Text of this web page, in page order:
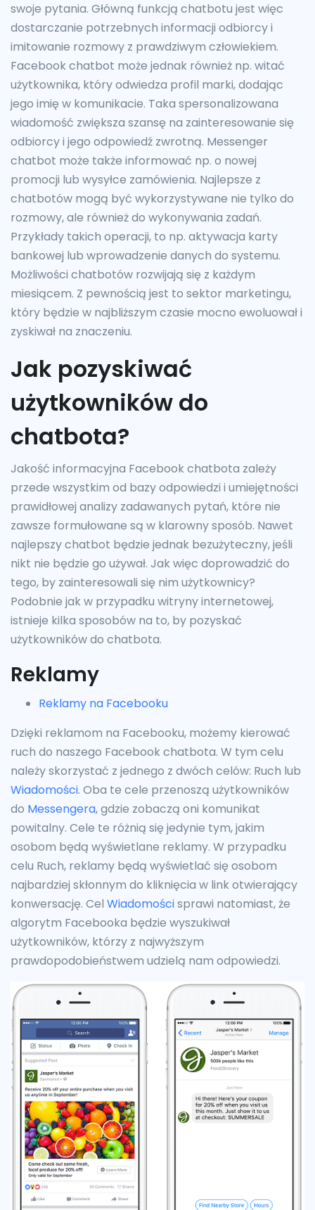
swoje pytania. Główną funkcją chatbotu jest więc
dostarczanie potrzebnych informacji odbiorcy i
imitowanie rozmowy z prawdziwym człowiekiem.
Facebook chatbot może jednak również np. witać
użytkownika, który odwiedza profil marki, dodając
jego imię w komunikacie. Taka spersonalizowana
wiadomość zwiększa szansę na zainteresowanie się
odbiorcy i jego odpowiedź zwrotną. Messenger
chatbot może także informować np. o nowej
promocji lub wysyłce zamówienia. Najlepsze z
chatbotów mogą być wykorzystywane nie tylko do
rozmowy, ale również do wykonywania zadań.
Przykłady takich operacji, to np. aktywacja karty
bankowej lub wprowadzenie danych do systemu.
Możliwości chatbotów rozwijają się z każdym
miesiącem. Z pewnością jest to sektor marketingu,
który będzie w najbliższym czasie mocno ewoluował i
zyskiwał na znaczeniu.
Jak pozyskiwać
użytkowników do
chatbota?
Jakość informacyjna Facebook chatbota zależy
przede wszystkim od bazy odpowiedzi i umiejętności
prawidłowej analizy zadawanych pytań, które nie
zawsze formułowane są w klarowny sposób. Nawet
najlepszy chatbot będzie jednak bezużyteczny, jeśli
nikt nie będzie go używał. Jak więc doprowadzić do
tego, by zainteresowali się nim użytkownicy?
Podobnie jak w przypadku witryny internetowej,
istnieje kilka sposobów na to, by pozyskać
użytkowników do chatbota.
Reklamy
Reklamy na Facebooku
Dzięki reklamom na Facebooku, możemy kierować
ruch do naszego Facebook chatbota. W tym celu
należy skorzystać z jednego z dwóch celów: Ruch lub
Wiadomości. Oba te cele przenoszą użytkowników
do Messengera, gdzie zobaczą oni komunikat
powitalny. Cele te różnią się jedynie tym, jakim
osobom będą wyświetlane reklamy. W przypadku
celu Ruch, reklamy będą wyświetlać się osobom
najbardziej skłonnym do kliknięcia w link otwierający
konwersację. Cel Wiadomościsprawi natomiast, że
algorytm Facebooka będzie wyszukiwał
użytkowników, którzy z najwyższym
prawdopodobieństwem udzielą nam odpowiedzi.